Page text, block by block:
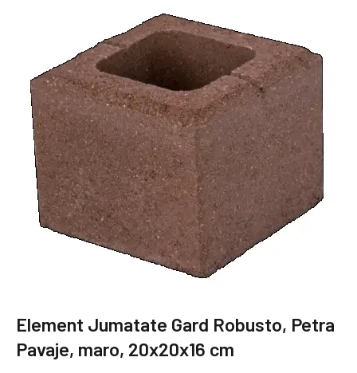
Element Jumatate Gard Robusto, Petra
Pavaje, maro, 20x20x16 cm